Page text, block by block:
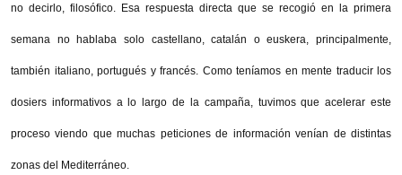
no decirlo, filosófico. Esa respuesta directa que se recogió en la primera
semana no hablaba solo castellano, catalán o euskera, principalmente,
también italiano, portugués y francés. Como teníamos en mente traducir los
dosiers informativos a lo largo de la campaña, tuvimos que acelerar este
proceso viendo que muchas peticiones de información venían de distintas
zonas del Mediterráneo.